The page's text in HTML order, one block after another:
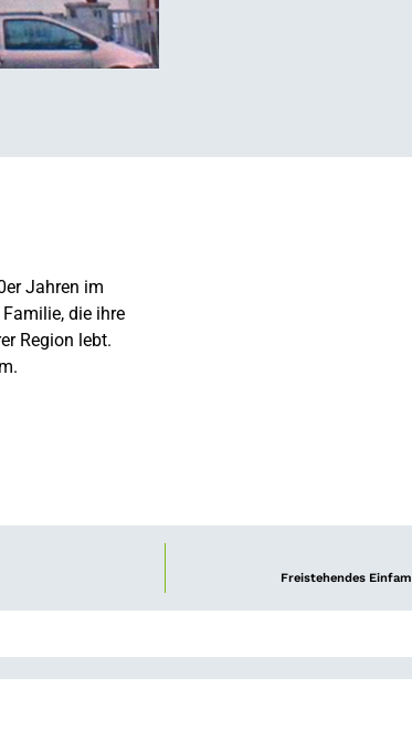
Jahren im
die ihre
Region lebt.
Freistehendes